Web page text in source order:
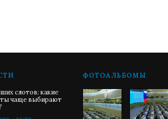
слотов: какие
чаще выбирают
ФОТОАЛЬБОМЫ